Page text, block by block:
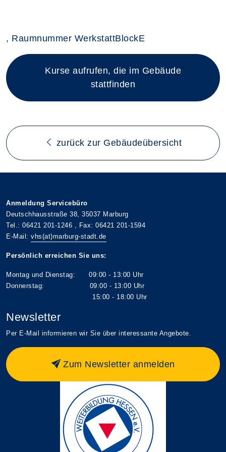
, Raumnummer WerkstattBlockE
Kurse aufrufen, die im Gebäude
stattfinden
zurück zur Gebäudeübersicht
Anmeldung Servicebüro
Deutschhausstraße 38, 35037 Marburg
Tel.: 06421 201-1246 , Fax: 06421 201-1594
E-Mail: vhs(at)marburg-stadt.de
Persönlich erreichen Sie uns:
Montag und Dienstag: 09:00 - 13:00 Uhr
Donnerstag: 09:00 - 13:00 Uhr
15:00 - 18:00 Uhr
Newsletter
Per E-Mail informieren wir Sie über interessante Angebote.
Zum Newsletter anmelden